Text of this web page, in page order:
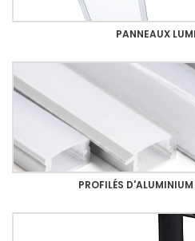
PANNEAUX
PROFILÉS